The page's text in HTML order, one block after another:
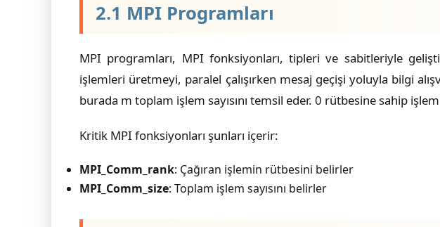
2.1 MPI Programları
MPI programları, MPI fonksiyonları, tipleri ve sabitleriyle
işlemleri üretmeyi, paralel çalışırken mesaj geçişi yoluyla bilgi
burada m toplam işlem sayısını temsil eder. 0 rütbesine sahip
Kritik MPI fonksiyonları şunları içerir:
MPI_Comm_rank: Çağıran işlemin rütbesini belirler
MPI_Comm_size: Toplam işlem sayısını belirler